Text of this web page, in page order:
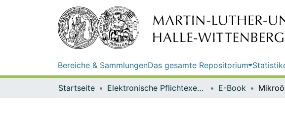
Bereiche & SammlungenDas gesamte Repositorium
Startseite Elektronische Pflichtexemplare E-Book